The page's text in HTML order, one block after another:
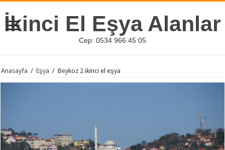
İkinci El Eşya Alanlar
Cep: 0534 966 45 05
Anasayfa / Eşya / Beykoz 2 ikinci el eşya